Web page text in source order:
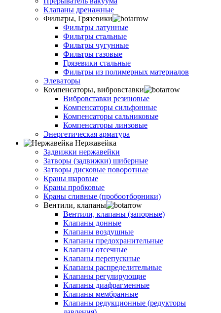
Клапаны дренажные
Фильтры, Грязевики
Фильтры латунные
Фильтры стальные
Фильтры чугунные
Фильтры газовые
Грязевики стальные
Фильтры из полимерных материалов
Элеваторы
Компенсаторы, вибровставки
Вибровставки резиновые
Компенсаторы сильфонные
Компенсаторы сальниковые
Компенсаторы линзовые
Энергетическая арматура
Нержавейка
Задвижки нержавейки
Затворы (задвижки) шиберные
Затворы дисковые поворотные
Краны шаровые
Краны пробковые
Краны сливные (пробоотборники)
Вентили, клапаны
Вентили, клапаны (запорные)
Клапаны донные
Клапаны воздушные
Клапаны предохранительные
Клапаны отсечные
Клапаны перепускные
Клапаны распределительные
Клапаны регулирующие
Клапаны диафрагменные
Клапаны мембранные
Клапаны редукционные (редукторы